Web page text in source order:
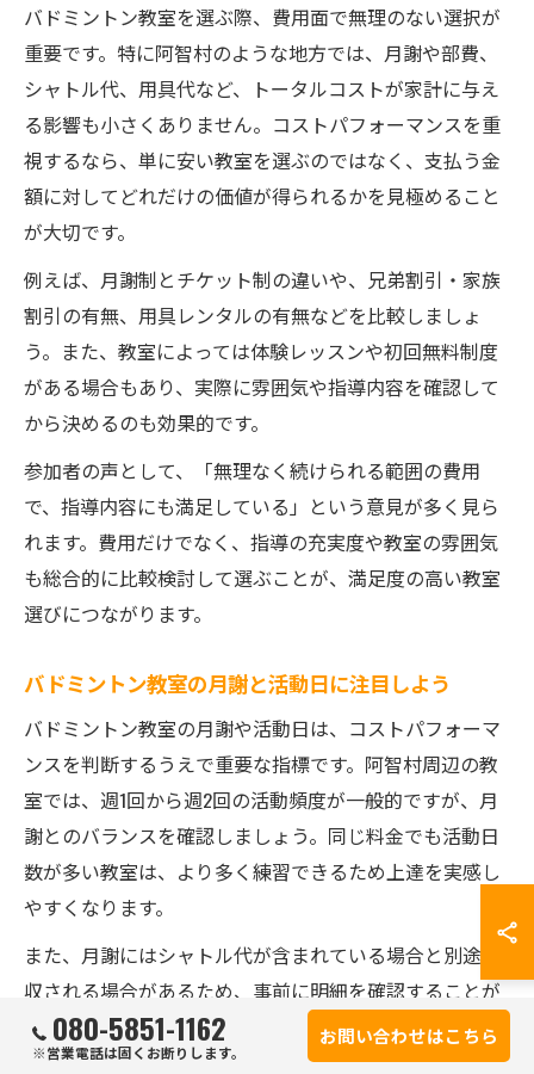
バドミントン教室を選ぶ際、費用面で無理のない選択が
重要です。特に阿智村のような地方では、月謝や部費、
シャトル代、用具代など、トータルコストが家計に与え
る影響も小さくありません。コストパフォーマンスを重
視するなら、単に安い教室を選ぶのではなく、支払う金
額に対してどれだけの価値が得られるかを見極めること
が大切です。
例えば、月謝制とチケット制の違いや、兄弟割引・家族
割引の有無、用具レンタルの有無などを比較しましょ
う。また、教室によっては体験レッスンや初回無料制度
がある場合もあり、実際に雰囲気や指導内容を確認して
から決めるのも効果的です。
参加者の声として、「無理なく続けられる範囲の費用
で、指導内容にも満足している」という意見が多く見ら
れます。費用だけでなく、指導の充実度や教室の雰囲気
も総合的に比較検討して選ぶことが、満足度の高い教室
選びにつながります。
バドミントン教室の月謝と活動日に注目しよう
バドミントン教室の月謝や活動日は、コストパフォーマ
ンスを判断するうえで重要な指標です。阿智村周辺の教
室では、週1回から週2回の活動頻度が一般的ですが、月
謝とのバランスを確認しましょう。同じ料金でも活動日
数が多い教室は、より多く練習できるため上達を実感し
やすくなります。
また、月謝にはシャトル代が含まれている場合と別途徴
収される場合があるため、事前に明細を確認することが
重要です。特に大会やイベント参加が多い教室では、追
加費用が発生することもあるため、年間を通した総費用
080-5851-1162
※営業電話は固くお断りします。
お問い合わせはこちら